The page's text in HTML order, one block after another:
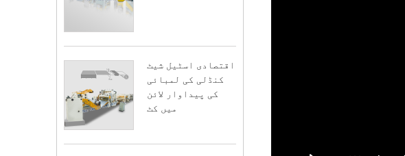
اقتصادی اسٹیل شیٹ
کنڈلی کی لمبائی
کی پیداوار لائن
میں کٹ